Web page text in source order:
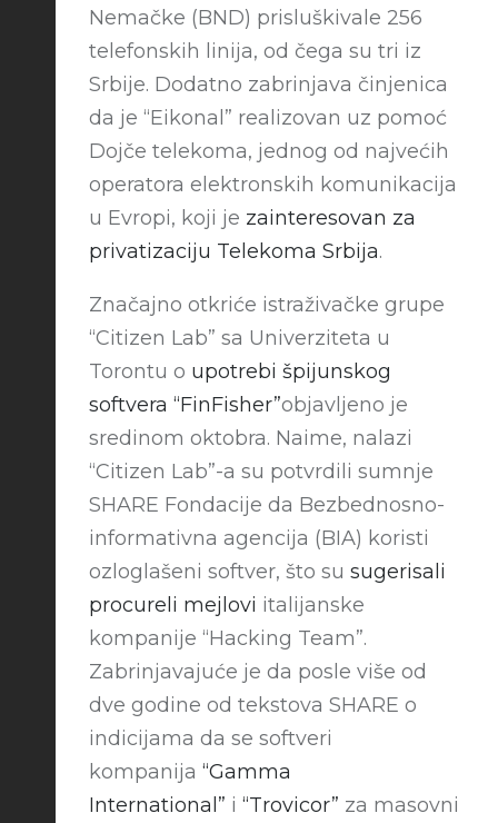
Nemačke (BND) prisluškivale 256
telefonskih linija, od čega su tri iz
Srbije. Dodatno zabrinjava činjenica
da je “Eikonal” realizovan uz pomoć
Dojče telekoma, jednog od najvećih
operatora elektronskih komunikacija
u Evropi, koji je zainteresovan za
privatizaciju Telekoma Srbija.
Značajno otkriće istraživačke grupe
“Citizen Lab” sa Univerziteta u
Torontu o upotrebi špijunskog
softvera “FinFisher”objavljeno je
sredinom oktobra. Naime, nalazi
“Citizen Lab”-a su potvrdili sumnje
SHARE Fondacije da Bezbednosno-
informativna agencija (BIA) koristi
ozloglašeni softver, što su sugerisali
procureli mejlovi italijanske
kompanije “Hacking Team”.
Zabrinjavajuće je da posle više od
dve godine od tekstova SHARE o
indicijama da se softveri
kompanija “Gamma
International” i “Trovicor” za masovni